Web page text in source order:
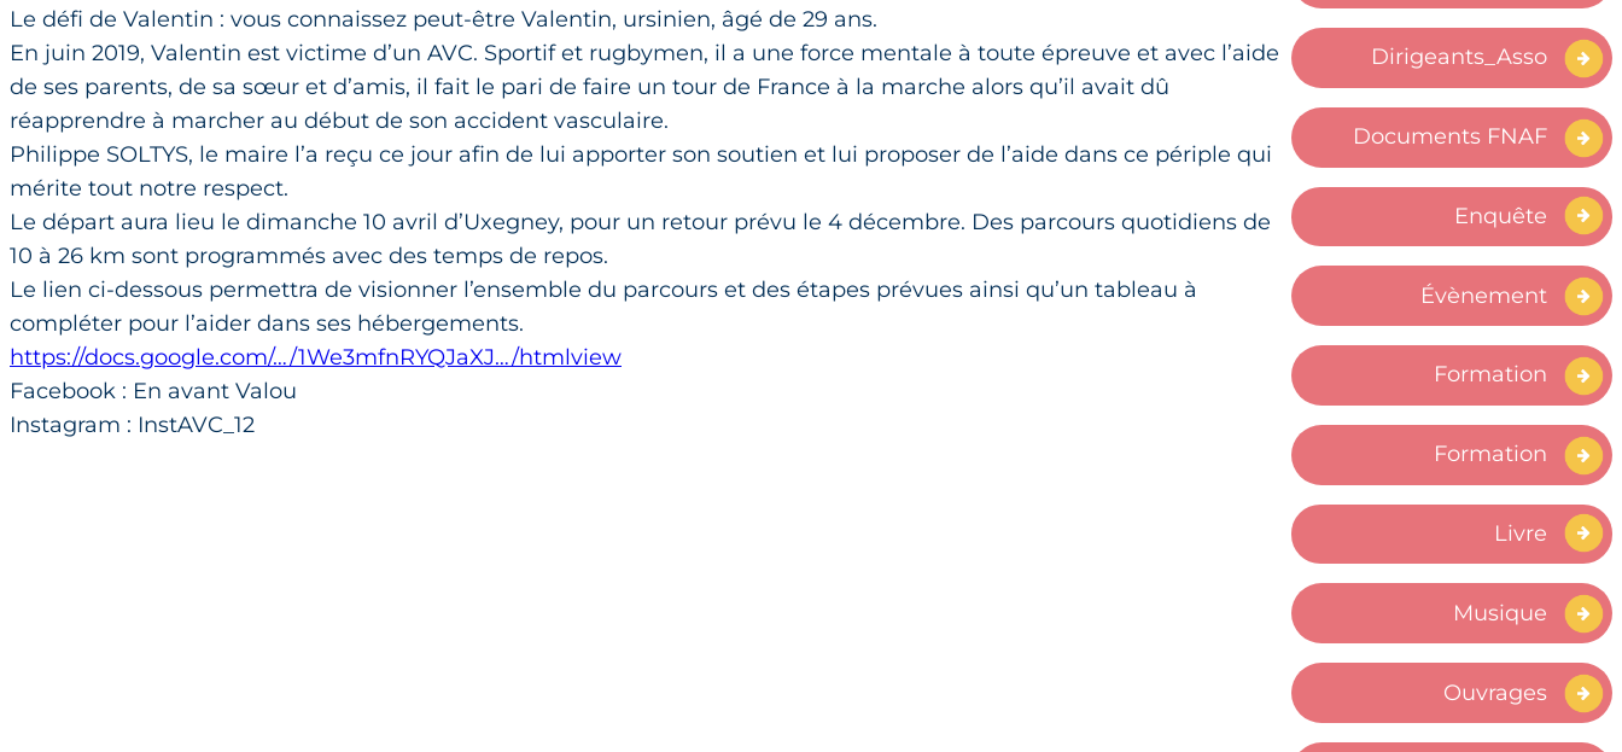
Le défi de Valentin : vous connaissez peut-être Valentin, ursinien, âgé de 29 ans.
En juin 2019, Valentin est victime d’un AVC. Sportif et rugbymen, il a une force mentale à toute épreuve et avec l’aide
de ses parents, de sa sœur et d’amis, il fait le pari de faire un tour de France à la marche alors qu’il avait dû
réapprendre à marcher au début de son accident vasculaire.
Philippe SOLTYS, le maire l’a reçu ce jour afin de lui apporter son soutien et lui proposer de l’aide dans ce périple qui
mérite tout notre respect.
Le départ aura lieu le dimanche 10 avril d’Uxegney, pour un retour prévu le 4 décembre. Des parcours quotidiens de
10 à 26 km sont programmés avec des temps de repos.
Le lien ci-dessous permettra de visionner l’ensemble du parcours et des étapes prévues ainsi qu’un tableau à
compléter pour l’aider dans ses hébergements.
https://docs.google.com/…/1We3mfnRYQJaXJ…/htmlview
Facebook : En avant Valou
Instagram : InstAVC_12
Dirigeants_Asso
Documents FNAF
Enquête
Évènement
Formation
Formation
Livre
Musique
Ouvrages